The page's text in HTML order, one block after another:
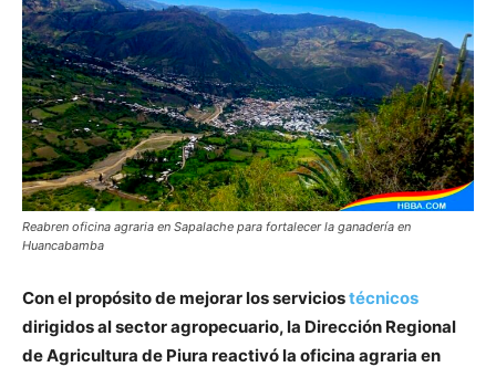
Reabren oficina agraria en Sapalache para fortalecer la ganadería en
Huancabamba
Con el propósito de mejorar los serviciostécnicos
dirigidos al sector agropecuario, la Dirección Regional
de Agricultura de Piura reactivó la oficina agraria en